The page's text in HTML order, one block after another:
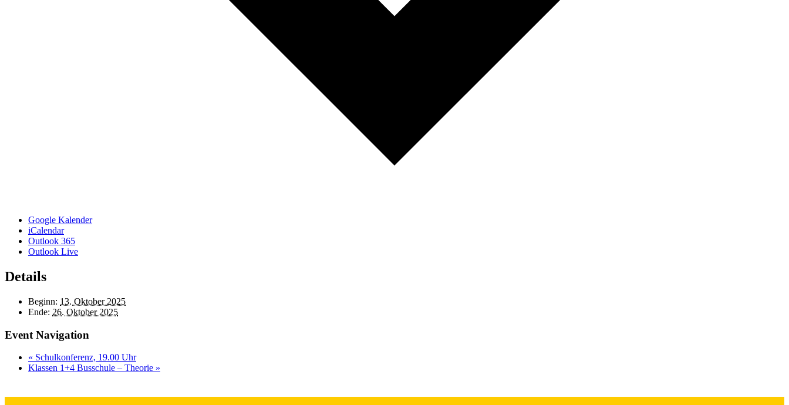
Google Kalender
iCalendar
Outlook 365
Outlook Live
Details
Beginn: 13. Oktober 2025
Ende: 26. Oktober 2025
Event Navigation
« Schulkonferenz, 19.00 Uhr
Klassen 1+4 Busschule – Theorie »